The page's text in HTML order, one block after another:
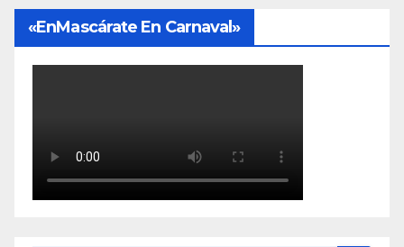
«EnMascárate En Carnaval»